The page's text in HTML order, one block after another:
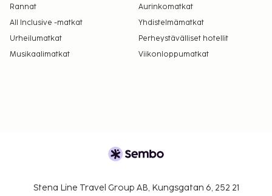
Rannat
Aurinkomatkat
All Inclusive -matkat
Yhdistelmämatkat
Urheilumatkat
Perheystävälliset hotellit
Musikaalimatkat
Viikonloppumatkat
Stena Line Travel Group AB, Kungsgatan 6, 252 21